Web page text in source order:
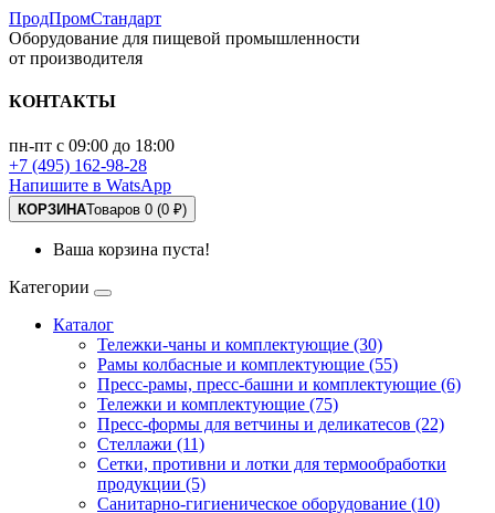
ПродПромСтандарт
Оборудование для пищевой промышленности
от производителя
КОНТАКТЫ
пн-пт с 09:00 до 18:00
+7 (495) 162-98-28
Напишите в WatsApp
КОРЗИНАТоваров 0 (0 ₽)
Ваша корзина пуста!
Категории
Каталог
Тележки-чаны и комплектующие (30)
Рамы колбасные и комплектующие (55)
Пресс-рамы, пресс-башни и комплектующие (6)
Тележки и комплектующие (75)
Пресс-формы для ветчины и деликатесов (22)
Стеллажи (11)
Сетки, противни и лотки для термообработки
продукции (5)
Санитарно-гигиеническое оборудование (10)